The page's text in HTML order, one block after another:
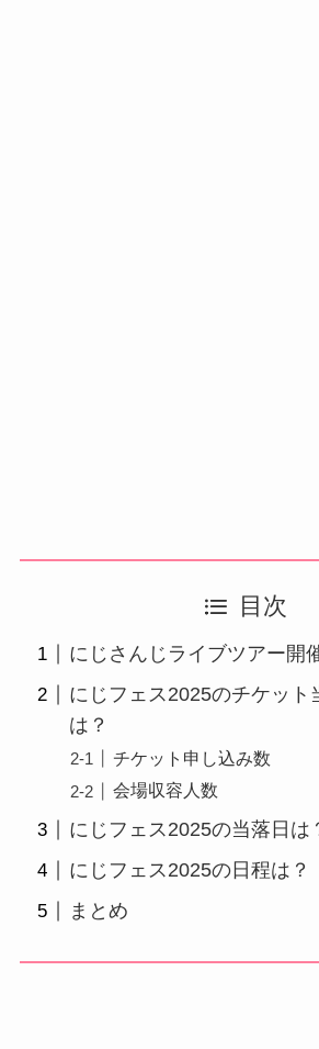
目次
にじさんじライブツアー開
にじフェス2025のチケット
は？
チケット申し込み数
会場収容人数
にじフェス2025の当落日は
にじフェス2025の日程は？
まとめ